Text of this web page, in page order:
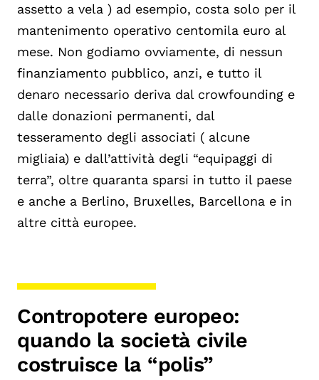
assetto a vela ) ad esempio, costa solo per il
mantenimento operativo centomila euro al
mese. Non godiamo ovviamente, di nessun
finanziamento pubblico, anzi, e tutto il
denaro necessario deriva dal crowfounding e
dalle donazioni permanenti, dal
tesseramento degli associati ( alcune
migliaia) e dall’attività degli “equipaggi di
terra”, oltre quaranta sparsi in tutto il paese
e anche a Berlino, Bruxelles, Barcellona e in
altre città europee.
Contropotere europeo:
quando la società civile
costruisce la “polis”